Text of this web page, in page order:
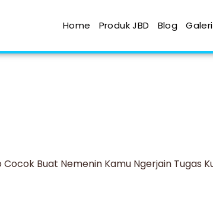
Home Produk JBD Blog Galeri